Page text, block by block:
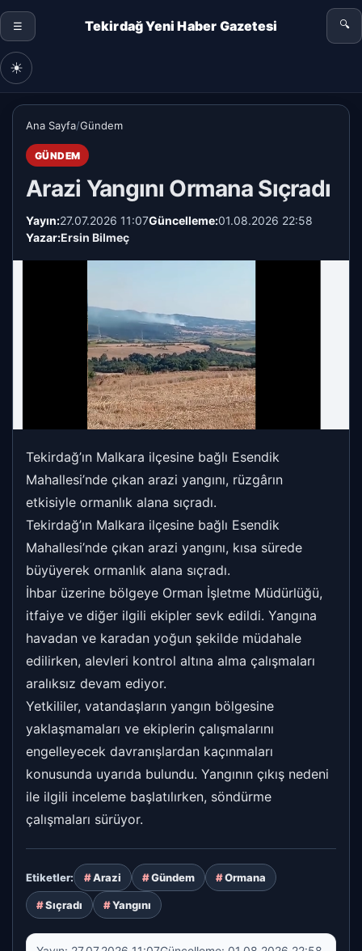
☰ Tekirdağ Yeni Haber Gazetesi 🔍
☀
Ana Sayfa/Gündem
GÜNDEM
Arazi Yangını Ormana Sıçradı
Yayın:27.07.2026 11:07Güncelleme:01.08.2026 22:58
Yazar:Ersin Bilmeç
Tekirdağ’ın Malkara ilçesine bağlı Esendik
Mahallesi’nde çıkan arazi yangını, rüzgârın
etkisiyle ormanlık alana sıçradı.
Tekirdağ’ın Malkara ilçesine bağlı Esendik
Mahallesi’nde çıkan arazi yangını, kısa sürede
büyüyerek ormanlık alana sıçradı.
İhbar üzerine bölgeye Orman İşletme Müdürlüğü,
itfaiye ve diğer ilgili ekipler sevk edildi. Yangına
havadan ve karadan yoğun şekilde müdahale
edilirken, alevleri kontrol altına alma çalışmaları
aralıksız devam ediyor.
Yetkililer, vatandaşların yangın bölgesine
yaklaşmamaları ve ekiplerin çalışmalarını
engelleyecek davranışlardan kaçınmaları
konusunda uyarıda bulundu. Yangının çıkış nedeni
ile ilgili inceleme başlatılırken, söndürme
çalışmaları sürüyor.
Etiketler: Arazi Gündem Ormana
Sıçradı Yangını